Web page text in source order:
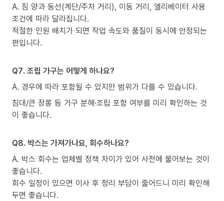
A. 짐 양과 동선(계단/주차 거리), 이동 거리, 엘리베이터 사용
조건에 따라 달라집니다.
적절한 인원 배치가 되면 작업 속도와 품질이 동시에 안정되는
편입니다.
Q7. 조립 가구는 어떻게 하나요?
A. 경우에 따라 포함될 수 있지만 범위가 다를 수 있습니다.
침대/큰 장롱 등 가구 분해·조립 포함 여부를 미리 확인하는 것
이 좋습니다.
Q8. 박스는 가져가나요, 회수하나요?
A. 박스 회수는 업체별 정책 차이가 있어 사전에 물어보는 것이
좋습니다.
회수 일정이 있으면 이사 후 정리 부담이 줄어드니 미리 확인해
두면 좋습니다.